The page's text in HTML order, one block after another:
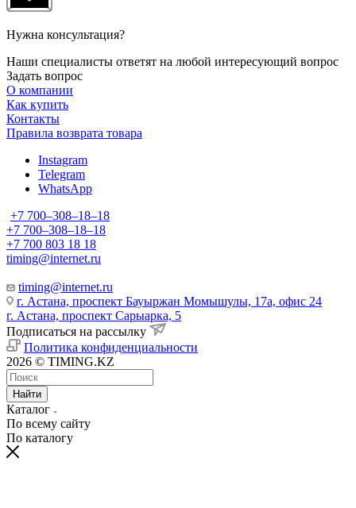
Нужна консультация?
Наши специалисты ответят на любой интересующий вопрос
Задать вопрос
О компании
Как купить
Контакты
Правила возврата товара
Instagram
Telegram
WhatsApp
+7 700‒308‒18‒18
+7 700‒308‒18‒18
+7 700 803 18 18
timing@internet.ru
timing@internet.ru
г. Астана, проспект Бауыржан Момышулы, 17а, офис 24
г. Астана, проспект Сарыарка, 5
Подписаться на рассылку
Политика конфиденциальности
2026 © TIMING.KZ
Найти
Каталог
По всему сайту
По каталогу